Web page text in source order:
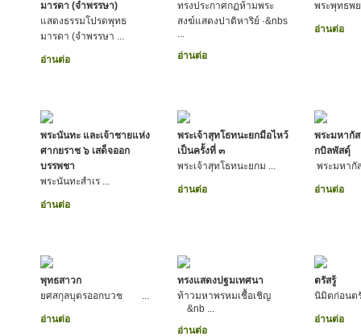
มารดา (จำพรรษา)
แสดงธรรมโปรดพุทธ
มารดา (จำพรรษา ...
อ่านต่อ
ทรงประกาศกฏห้ามพระ
สงฆ์แสดงปาติหาริย์ ·&nbs
...
อ่านต่อ
พระพุทธ
อ่านต่อ
พระนันทะ และเจ้าชายแห่ง
ศากยราช ๖ เสด็จออก
บรรพชา
พระนันทะสำเร ...
อ่านต่อ
พระเจ้าสุทโธทนะยกมือไหว้
เป็นครั้งที่ ๓
พระเจ้าสุทโธทนะยกม ...
อ่านต่อ
พระมหากัส
กบิลพัสดุ์
พระมหากั
อ่านต่อ
พุทธสาวก
ยศสกุลบุตรออกบวช ...
อ่านต่อ
ทรงแสดงปฐมเทศนา
ท้าวมหาพรหมเชื้อเชิญ
&nb ...
อ่านต่อ
ตรัสรู้
นิมิตก่อน
อ่านต่อ